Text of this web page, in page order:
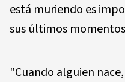
está muriendo es
sus últimos
"Cuando alguien